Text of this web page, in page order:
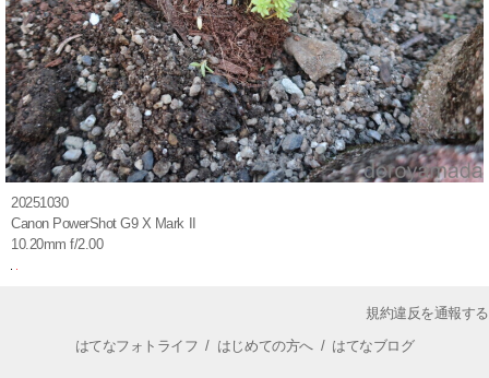
20251030
Canon PowerShot G9 X Mark II
10.20mm f/2.00
規約違反を通報する
はてなフォトライフ / はじめての方へ/ はてなブログ